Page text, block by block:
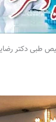
طبی دکتر